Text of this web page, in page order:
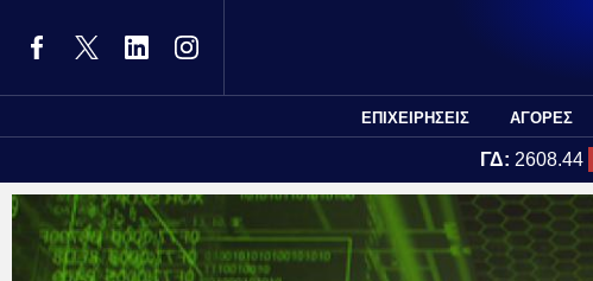
ΕΠΙΧΕΙΡΗΣΕΙΣ ΑΓΟΡΕΣ
ΓΔ: 2608.44